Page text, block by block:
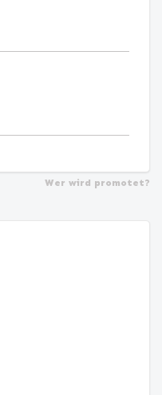
Wer wird promotet?